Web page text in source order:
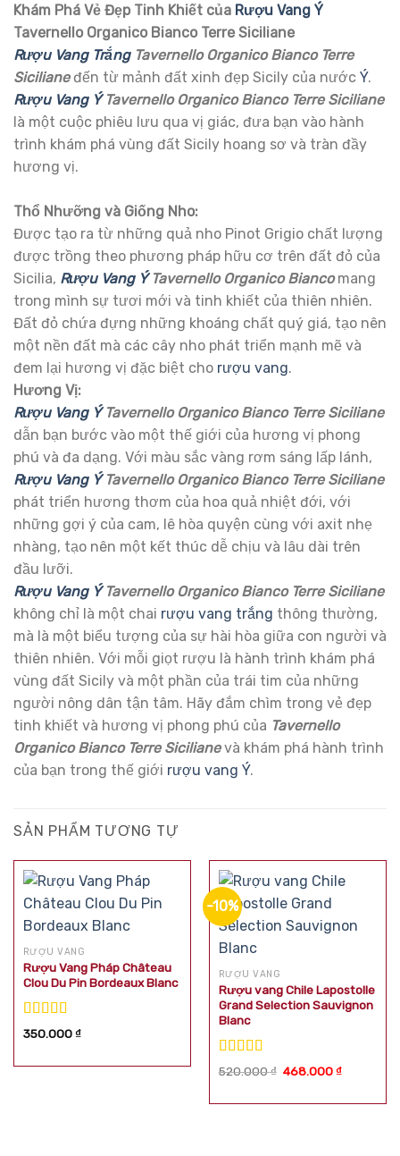
Khám Phá Vẻ Đẹp Tinh Khiết của Rượu Vang Ý
Tavernello Organico Bianco Terre Siciliane
Rượu Vang TrắngTavernello Organico Bianco Terre
Siciliane đến từ mảnh đất xinh đẹp Sicily của nước Ý.
Rượu Vang ÝTavernello Organico Bianco Terre Siciliane
là một cuộc phiêu lưu qua vị giác, đưa bạn vào hành
trình khám phá vùng đất Sicily hoang sơ và tràn đầy
hương vị.
Thổ Nhưỡng và Giống Nho:
Được tạo ra từ những quả nho Pinot Grigio chất lượng
được trồng theo phương pháp hữu cơ trên đất đỏ của
Sicilia, Rượu Vang ÝTavernello Organico Biancomang
trong mình sự tươi mới và tinh khiết của thiên nhiên.
Đất đỏ chứa đựng những khoáng chất quý giá, tạo nên
một nền đất mà các cây nho phát triển mạnh mẽ và
đem lại hương vị đặc biệt cho rượu vang.
Hương Vị:
Rượu Vang ÝTavernello Organico Bianco Terre Siciliane
dẫn bạn bước vào một thế giới của hương vị phong
phú và đa dạng. Với màu sắc vàng rơm sáng lấp lánh,
Rượu Vang ÝTavernello Organico Bianco Terre Siciliane
phát triển hương thơm của hoa quả nhiệt đới, với
những gợi ý của cam, lê hòa quyện cùng với axit nhẹ
nhàng, tạo nên một kết thúc dễ chịu và lâu dài trên
đầu lưỡi.
Rượu Vang ÝTavernello Organico Bianco Terre Siciliane
không chỉ là một chai rượu vang trắng thông thường,
mà là một biểu tượng của sự hài hòa giữa con người và
thiên nhiên. Với mỗi giọt rượu là hành trình khám phá
vùng đất Sicily và một phần của trái tim của những
người nông dân tận tâm. Hãy đắm chìm trong vẻ đẹp
tinh khiết và hương vị phong phú của Tavernello
Organico Bianco Terre Sicilianevà khám phá hành trình
của bạn trong thế giới rượu vang Ý.
SẢN PHẨM TƯƠNG TỰ
RƯỢU VANG
Rượu Vang Pháp Château
Clou Du Pin Bordeaux Blanc
Được xếp
350.000₫
-10%
RƯỢU VANG
Rượu vang Chile Lapostolle
Grand Selection Sauvignon
Blanc
Được xếp
520.000₫ Giá
520.000 ₫.
468.000₫Giá
là: